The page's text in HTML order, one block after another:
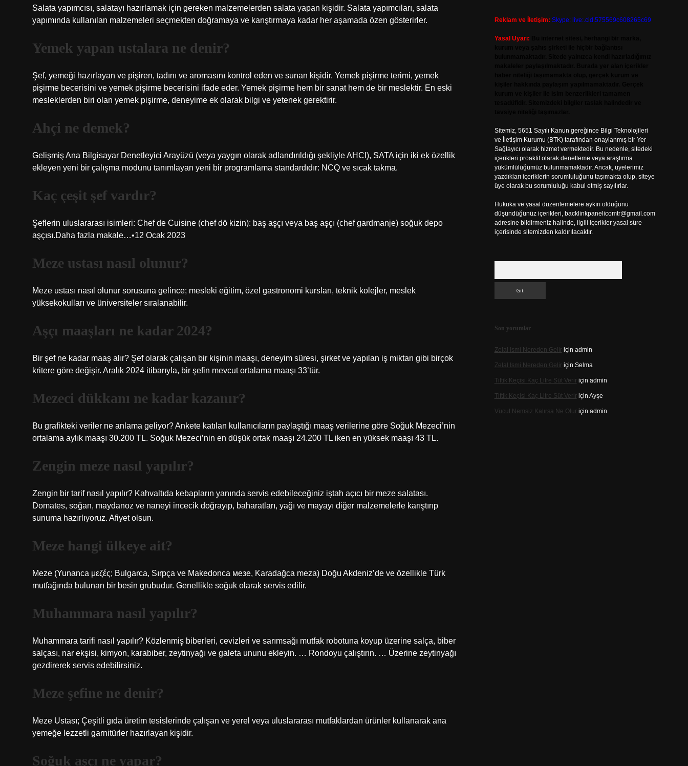
Salata yapımcısı, salatayı hazırlamak için gereken malzemelerden salata yapan kişidir. Salata yapımcıları, salata
yapımında kullanılan malzemeleri seçmekten doğramaya ve karıştırmaya kadar her aşamada özen gösterirler.
Yemek yapan ustalara ne denir?
Şef, yemeği hazırlayan ve pişiren, tadını ve aromasını kontrol eden ve sunan kişidir. Yemek pişirme terimi, yemek
pişirme becerisini ve yemek pişirme becerisini ifade eder. Yemek pişirme hem bir sanat hem de bir meslektir. En eski
mesleklerden biri olan yemek pişirme, deneyime ek olarak bilgi ve yetenek gerektirir.
Ahçi ne demek?
Gelişmiş Ana Bilgisayar Denetleyici Arayüzü (veya yaygın olarak adlandırıldığı şekliyle AHCI), SATA için iki ek özellik
ekleyen yeni bir çalışma modunu tanımlayan yeni bir programlama standardıdır: NCQ ve sıcak takma.
Kaç çeşit şef vardır?
Şeflerin uluslararası isimleri: Chef de Cuisine (chef dö kizin): baş aşçı veya baş aşçı (chef gardmanje) soğuk depo
aşçısı.Daha fazla makale…•12 Ocak 2023
Meze ustası nasıl olunur?
Meze ustası nasıl olunur sorusuna gelince; mesleki eğitim, özel gastronomi kursları, teknik kolejler, meslek
yüksekokulları ve üniversiteler sıralanabilir.
Aşçı maaşları ne kadar 2024?
Bir şef ne kadar maaş alır? Şef olarak çalışan bir kişinin maaşı, deneyim süresi, şirket ve yapılan iş miktarı gibi birçok
kritere göre değişir. Aralık 2024 itibarıyla, bir şefin mevcut ortalama maaşı 33’tür.
Mezeci dükkanı ne kadar kazanır?
Bu grafikteki veriler ne anlama geliyor? Ankete katılan kullanıcıların paylaştığı maaş verilerine göre Soğuk Mezeci’nin
ortalama aylık maaşı 30.200 TL. Soğuk Mezeci’nin en düşük ortak maaşı 24.200 TL iken en yüksek maaşı 43 TL.
Zengin meze nasıl yapılır?
Zengin bir tarif nasıl yapılır? Kahvaltıda kebapların yanında servis edebileceğiniz iştah açıcı bir meze salatası.
Domates, soğan, maydanoz ve naneyi incecik doğrayıp, baharatları, yağı ve mayayı diğer malzemelerle karıştırıp
sunuma hazırlıyoruz. Afiyet olsun.
Meze hangi ülkeye ait?
Meze (Yunanca μεζές; Bulgarca, Sırpça ve Makedonca мезе, Karadağca meza) Doğu Akdeniz’de ve özellikle Türk
mutfağında bulunan bir besin grubudur. Genellikle soğuk olarak servis edilir.
Muhammara nasıl yapılır?
Muhammara tarifi nasıl yapılır? Közlenmiş biberleri, cevizleri ve sarımsağı mutfak robotuna koyup üzerine salça, biber
salçası, nar ekşisi, kimyon, karabiber, zeytinyağı ve galeta ununu ekleyin. … Rondoyu çalıştırın. … Üzerine zeytinyağı
gezdirerek servis edebilirsiniz.
Meze şefine ne denir?
Meze Ustası; Çeşitli gıda üretim tesislerinde çalışan ve yerel veya uluslararası mutfaklardan ürünler kullanarak ana
yemeğe lezzetli garnitürler hazırlayan kişidir.
Soğuk aşçı ne yapar?
Reklam ve İletişim: Skype: live:.cid.575569c608265c69
Yasal Uyarı:
Sitemiz, 5651 Sayılı Kanun gereğince Bilgi Teknolojileri
ve İletişim Kurumu (BTK) tarafından onaylanmış bir Yer
Sağlayıcı olarak hizmet vermektedir. Bu nedenle, sitedeki
içerikleri proaktif olarak denetleme veya araştırma
yükümlülüğümüz bulunmamaktadır. Ancak, üyelerimiz
yazdıkları içeriklerin sorumluluğunu taşımakta olup, siteye
üye olarak bu sorumluluğu kabul etmiş sayılırlar.
Hukuka ve yasal düzenlemelere aykırı olduğunu
düşündüğünüz içerikleri, backlinkpanelicomtr@gmail.com
adresine bildirmeniz halinde, ilgili içerikler yasal süre
içerisinde sitemizden kaldırılacaktır.
Son yorumlar
Zelal Ismi Nereden Geliriçin admin
Zelal Ismi Nereden Geliriçin Selma
Tiftik Keçisi Kaç Litre Süt Veririçin admin
Tiftik Keçisi Kaç Litre Süt Veririçin Ayşe
Vücut Nemsiz Kalırsa Ne Oluriçin admin